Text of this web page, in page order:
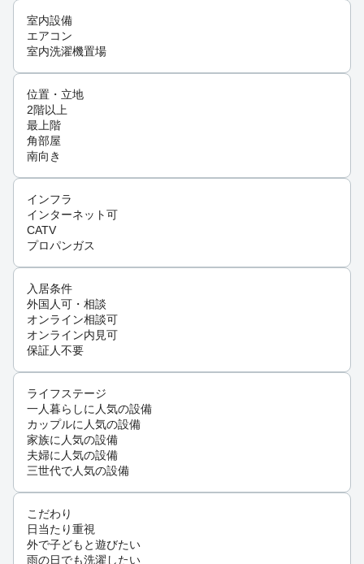
室内設備
エアコン
室内洗濯機置場
位置・立地
2階以上
最上階
角部屋
南向き
インフラ
インターネット可
CATV
プロパンガス
入居条件
外国人可・相談
オンライン相談可
オンライン内見可
保証人不要
ライフステージ
一人暮らしに人気の設備
カップルに人気の設備
家族に人気の設備
夫婦に人気の設備
三世代で人気の設備
こだわり
日当たり重視
外で子どもと遊びたい
雨の日でも洗濯したい